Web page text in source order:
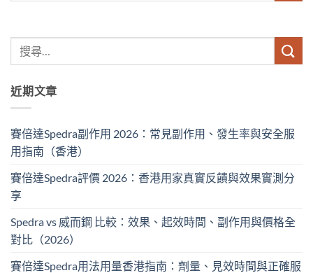
近期文章
賽倍達Spedra副作用 2026：常見副作用、發生率與安全服
用指南（香港）
賽倍達Spedra評價 2026：香港用家真實反饋與效果實測分
享
Spedra vs 威而鋼 比較：效果、起效時間、副作用與價格全
對比（2026）
賽倍達Spedra用法用量香港指南：劑量、見效時間與正確服